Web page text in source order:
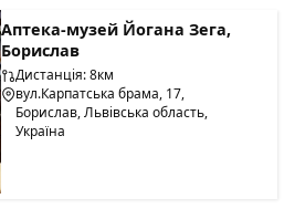
Аптека-музей Йогана Зега,
Борислав
Дистанція: 8км
вул.Карпатська брама, 17,
Борислав, Львівська область,
Україна